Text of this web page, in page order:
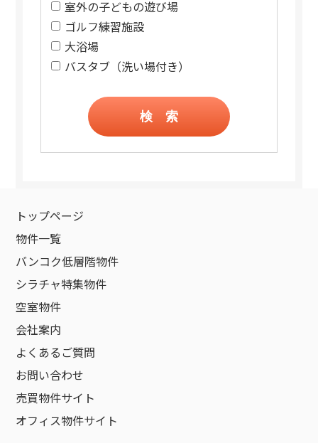
室外の子どもの遊び場
ゴルフ練習施設
大浴場
バスタブ（洗い場付き）
検 索
トップページ
物件一覧
バンコク低層階物件
シラチャ特集物件
空室物件
会社案内
よくあるご質問
お問い合わせ
売買物件サイト
オフィス物件サイト